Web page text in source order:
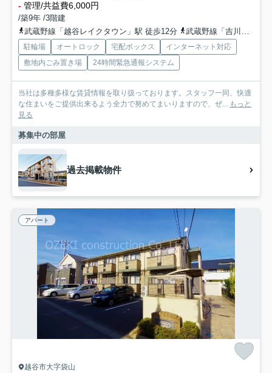
- 管理/共益費6,000円
/築9年 /3階建
武蔵野線「越谷レイクタウン」駅 徒歩12分
武蔵野線「吉川」駅 徒歩29分
駐輪場 オートロック 宅配ボックス
インターネット対応
敷地内ごみ置き場
24時間緊急通報システム
当社は多種多様な賃貸情報を取り扱っております。スタッフ一同、快適
な住まいをご提供出来るよう全力で努めてまいりますので、ぜ... もっと
見る
募集中の部屋
過去掲載物件
アパート
越谷市大字袋山